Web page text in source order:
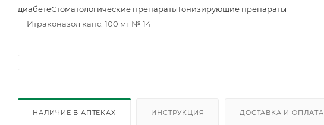
диабетеСтоматологические препаратыТонизирующие препараты
—Итраконазол капс. 100 мг № 14
НАЛИЧИЕ В АПТЕКАХ ИНСТРУКЦИЯ ДОСТАВКА И ОПЛАТА